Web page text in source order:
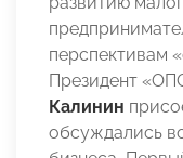
перспективам
Президент
Калинин
обсуждались